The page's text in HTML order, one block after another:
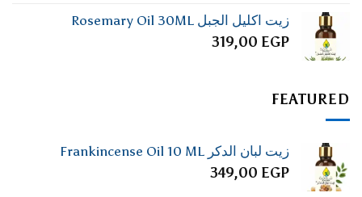
زيت اكليل الجبل Rosemary Oil 30ML
319,00 EGP
FEATURED
زيت لبان الدكر Frankincense Oil 10 ML
349,00 EGP